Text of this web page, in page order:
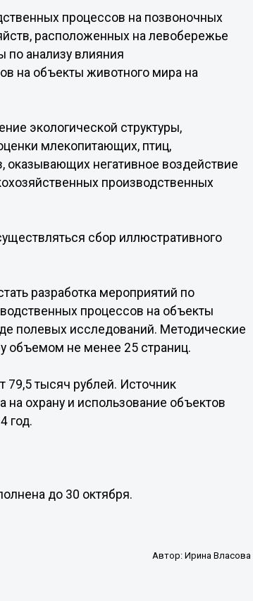
процессов на позвоночных
расположенных на левобережье
по анализу влияния
на объекты животного мира на
экологической структуры,
млекопитающих, птиц,
негативное воздействие
производственных
сбор иллюстративного
разработка мероприятий по
процессов на объекты
полевых исследований. Методические
не менее 25 страниц.
79,5 тысяч рублей. Источник
охрану и использование объектов
год.
до 30 октября.
Автор: Ирина Власова